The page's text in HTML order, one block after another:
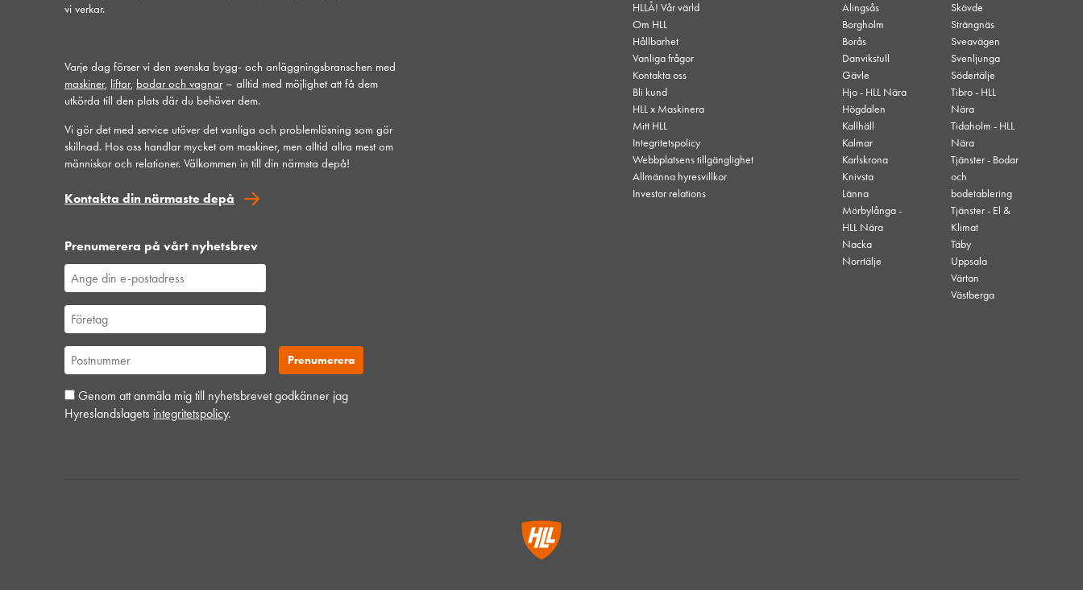
vi verkar.
Varje dag förser vi den svenska bygg- och anläggningsbranschen med
maskiner, liftar, bodar och vagnar– alltid med möjlighet att få dem
utkörda till den plats där du behöver dem.
Vi gör det med service utöver det vanliga och problemlösning som gör
skillnad. Hos oss handlar mycket om maskiner, men alltid allra mest om
människor och relationer. Välkommen in till din närmsta depå!
Kontakta din närmaste depå
Prenumerera på vårt nyhetsbrev
Genom att anmäla mig till nyhetsbrevet godkänner jag
Hyreslandslagets integritetspolicy.
HLLÅ! Vår värld
Om HLL
Hållbarhet
Vanliga frågor
Kontakta oss
Bli kund
HLL x Maskinera
Mitt HLL
Integritetspolicy
Webbplatsens tillgänglighet
Allmänna hyresvillkor
Investor relations
Alingsås
Borgholm
Borås
Danvikstull
Gävle
Hjo - HLL Nära
Högdalen
Kallhäll
Kalmar
Karlskrona
Knivsta
Länna
Mörbylånga -
HLL Nära
Nacka
Norrtälje
Skövde
Strängnäs
Sveavägen
Svenljunga
Södertälje
Tibro - HLL
Nära
Tidaholm - HLL
Nära
Tjänster - Bodar
och
bodetablering
Tjänster - El &
Klimat
Täby
Uppsala
Värtan
Västberga